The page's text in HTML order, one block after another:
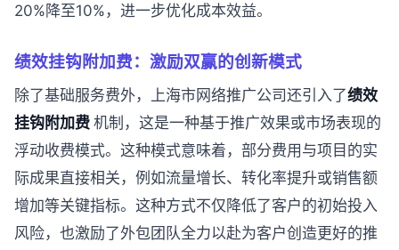
20%降至10%，进一步优化成本效益。
绩效挂钩附加费：激励双赢的创新模式
除了基础服务费外，上海市网络推广公司还引入了绩效
挂钩附加费 机制，这是一种基于推广效果或市场表现的
浮动收费模式。这种模式意味着，部分费用与项目的实
际成果直接相关，例如流量增长、转化率提升或销售额
增加等关键指标。这种方式不仅降低了客户的初始投入
风险，也激励了外包团队全力以赴为客户创造更好的推